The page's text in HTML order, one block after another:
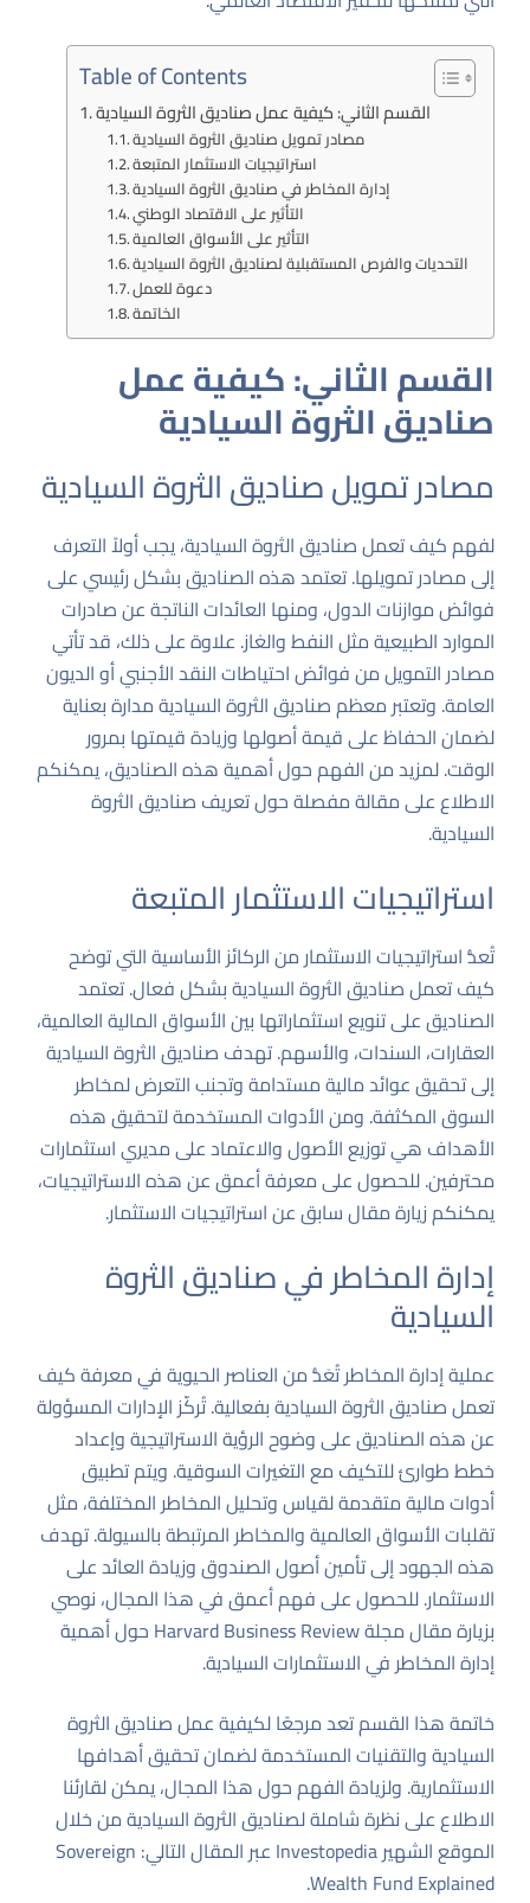
Table of Contents
القسم الثاني: كيفية عمل صناديق الثروة السيادية
مصادر تمويل صناديق الثروة السيادية
استراتيجيات الاستثمار المتبعة
إدارة المخاطر في صناديق الثروة السيادية
التأثير على الاقتصاد الوطني
التأثير على الأسواق العالمية
التحديات والفرص المستقبلية لصناديق الثروة السيادية
دعوة للعمل
الخاتمة
القسم الثاني: كيفية عمل
صناديق الثروة السيادية
مصادر تمويل صناديق الثروة السيادية
لفهم كيف تعمل صناديق الثروة السيادية، يجب أولاً التعرف
إلى مصادر تمويلها. تعتمد هذه الصناديق بشكل رئيسي على
فوائض موازنات الدول، ومنها العائدات الناتجة عن صادرات
الموارد الطبيعية مثل النفط والغاز. علاوة على ذلك، قد تأتي
مصادر التمويل من فوائض احتياطات النقد الأجنبي أو الديون
العامة. وتعتبر معظم صناديق الثروة السيادية مدارة بعناية
لضمان الحفاظ على قيمة أصولها وزيادة قيمتها بمرور
الوقت. لمزيد من الفهم حول أهمية هذه الصناديق، يمكنكم
الاطلاع على مقالة مفصلة حولتعريف صناديق الثروة
السيادية.
استراتيجيات الاستثمار المتبعة
تُعدُّ استراتيجيات الاستثمار من الركائز الأساسية التي توضح
كيف تعمل صناديق الثروة السيادية بشكل فعال. تعتمد
الصناديق على تنويع استثماراتها بين الأسواق المالية العالمية،
العقارات، السندات، والأسهم. تهدف صناديق الثروة السيادية
إلى تحقيق عوائد مالية مستدامة وتجنب التعرض لمخاطر
السوق المكثفة. ومن الأدوات المستخدمة لتحقيق هذه
الأهداف هي توزيع الأصول والاعتماد على مديري استثمارات
محترفين. للحصول على معرفة أعمق عن هذه الاستراتيجيات،
يمكنكم زيارة مقال سابق عناستراتيجيات الاستثمار.
إدارة المخاطر في صناديق الثروة
السيادية
عملية إدارة المخاطر تُعَدُّ من العناصر الحيوية في معرفة كيف
تعمل صناديق الثروة السيادية بفعالية. تُركّز الإدارات المسؤولة
عن هذه الصناديق على وضوح الرؤية الاستراتيجية وإعداد
خطط طوارئ للتكيف مع التغيرات السوقية. ويتم تطبيق
أدوات مالية متقدمة لقياس وتحليل المخاطر المختلفة، مثل
تقلبات الأسواق العالمية والمخاطر المرتبطة بالسيولة. تهدف
هذه الجهود إلى تأمين أصول الصندوق وزيادة العائد على
الاستثمار. للحصول على فهم أعمق في هذا المجال، نوصي
بزيارة مقال مجلة Harvard Business Review حول
أهمية
إدارة المخاطر في الاستثمارات السيادية.
خاتمة هذا القسم تعد مرجعًا لكيفية عمل صناديق الثروة
السيادية والتقنيات المستخدمة لضمان تحقيق أهدافها
الاستثمارية. ولزيادة الفهم حول هذا المجال، يمكن لقارئنا
الاطلاع على نظرة شاملة لصناديق الثروة السيادية من خلال
الموقع الشهير Investopedia عبر المقال التالي:
Sovereign
Wealth Fund Explained
.